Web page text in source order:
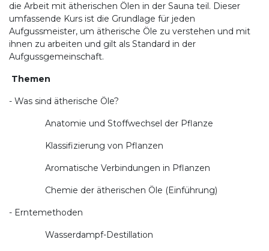
die Arbeit mit ätherischen Ölen in der Sauna teil. Dieser
umfassende Kurs ist die Grundlage für jeden
Aufgussmeister, um ätherische Öle zu verstehen und mit
ihnen zu arbeiten und gilt als Standard in der
Aufgussgemeinschaft.
Themen
- Was sind ätherische Öle?
Anatomie und Stoffwechsel der Pflanze
Klassifizierung von Pflanzen
Aromatische Verbindungen in Pflanzen
Chemie der ätherischen Öle (Einführung)
- Erntemethoden
Wasserdampf-Destillation